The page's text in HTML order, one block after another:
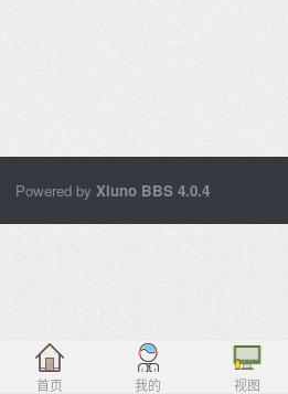
首页 我的 视图
Powered by Xiuno BBS 4.0.4